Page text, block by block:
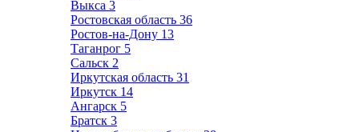
Выкса 3
Ростовская область 36
Ростов-на-Дону 13
Таганрог 5
Сальск 2
Иркутская область 31
Иркутск 14
Ангарск 5
Братск 3